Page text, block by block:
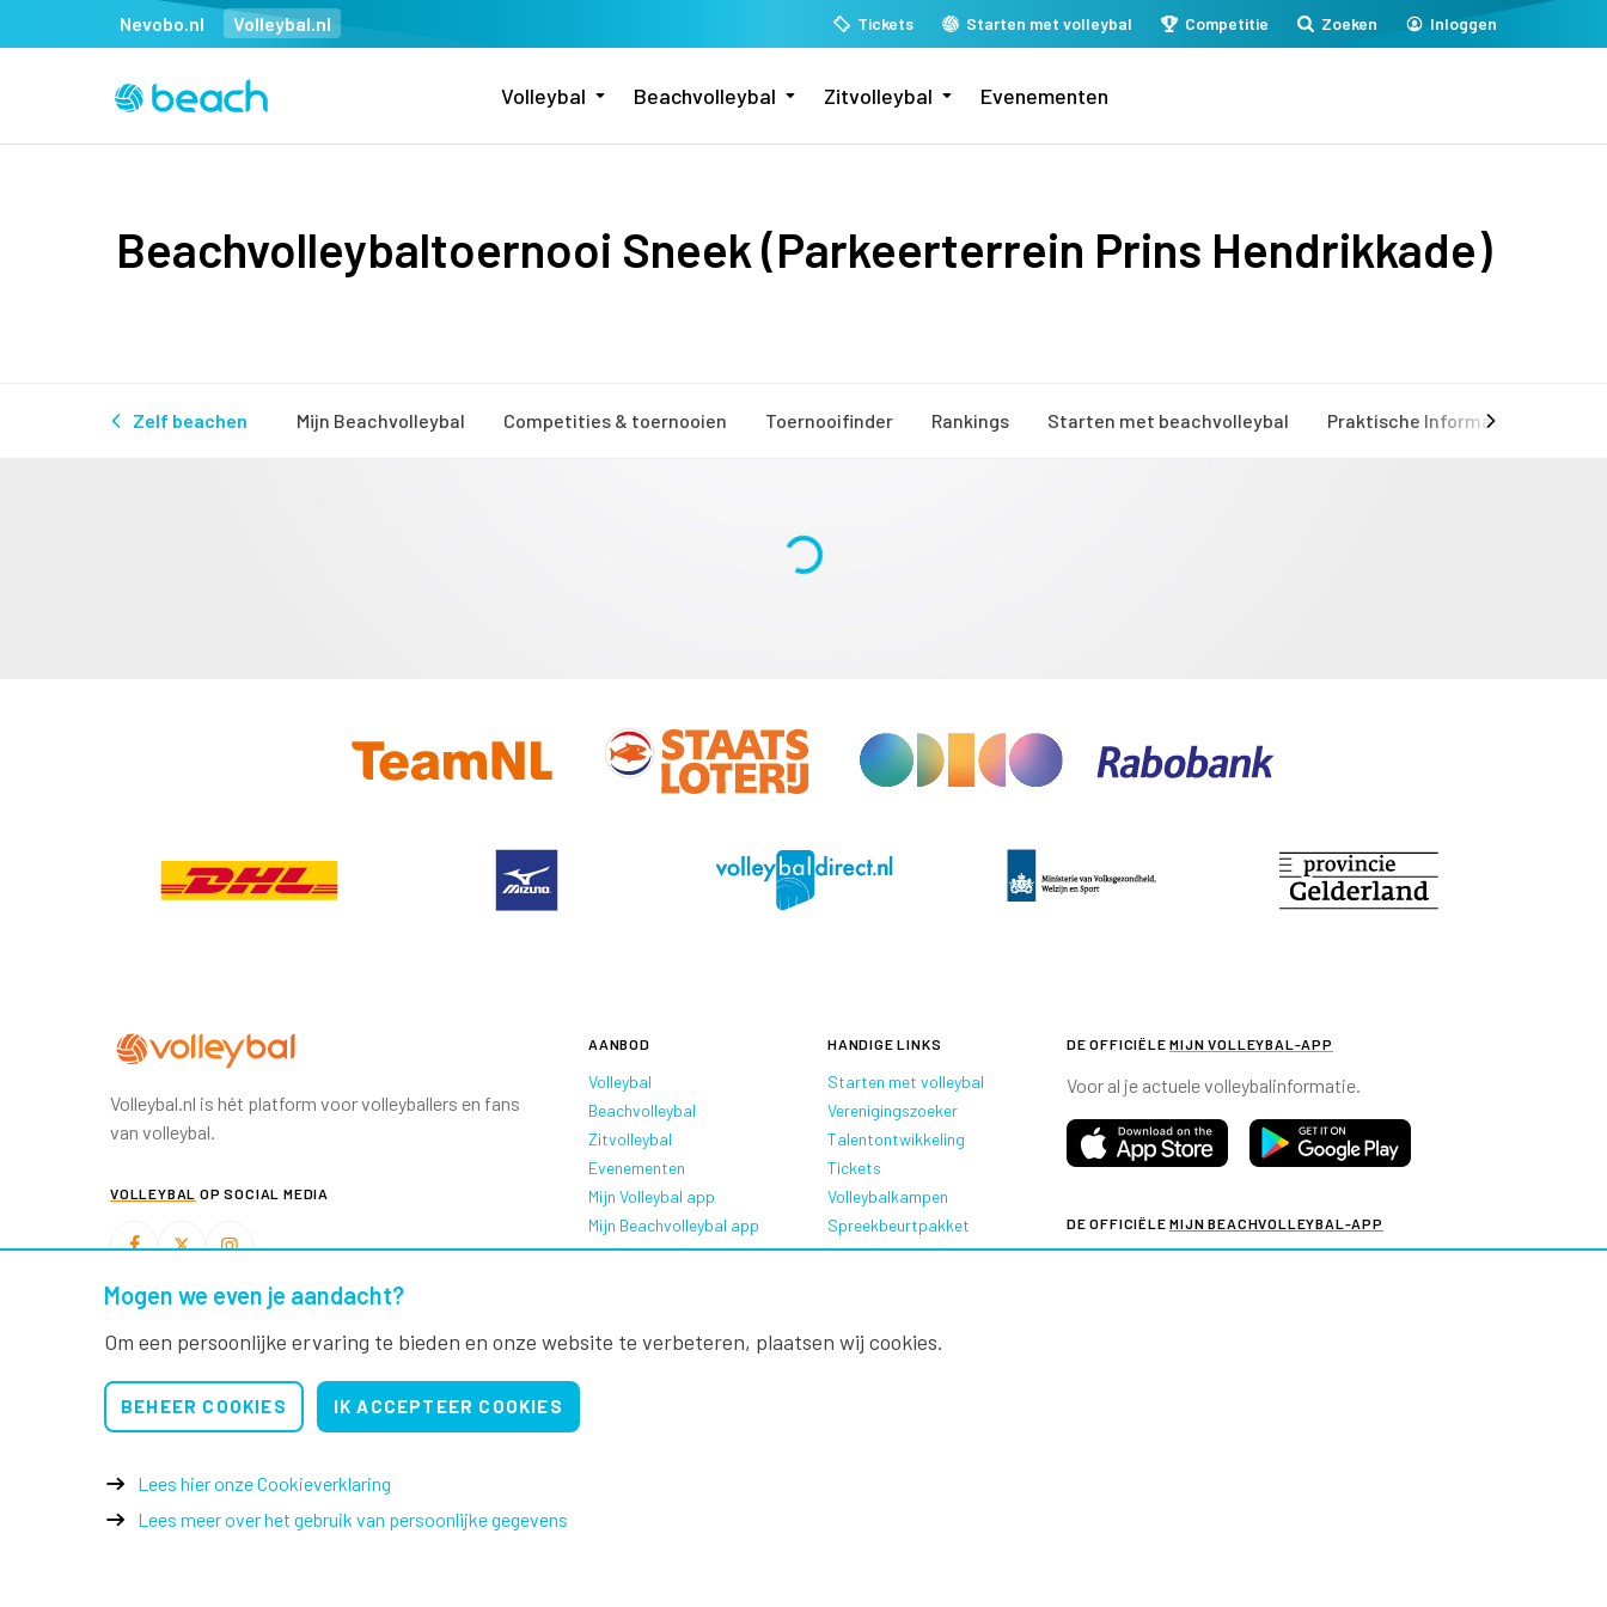
Nevobo.nl Volleybal.nl Tickets Starten met volleybal Competitie Zoeken Inloggen
Volleybal Beachvolleybal Zitvolleybal Evenementen
Beachvolleybaltoernooi Sneek (Parkeerterrein Prins Hendrikkade)
Zelf beachen Mijn Beachvolleybal Competities & toernooien Toernooifinder Rankings Starten met beachvolleybal Praktische Informatie
Volleybal.nl is hét platform voor volleyballers en fans
van volleybal.
VOLLEYBAL OP SOCIAL MEDIA
AANBOD
Volleybal
Beachvolleybal
Zitvolleybal
Evenementen
Mijn Volleybal app
Mijn Beachvolleybal app
HANDIGE LINKS
Starten met volleybal
Verenigingszoeker
Talentontwikkeling
Tickets
Volleybalkampen
Spreekbeurtpakket
Oranje Ambassadeurs
DE OFFICIËLEMIJN VOLLEYBAL-APP
Voor al je actuele volleybalinformatie.
DE OFFICIËLEMIJN BEACHVOLLEYBAL-APP
© 2026 Nevobo
Mogen we even je aandacht?
Om een persoonlijke ervaring te bieden en onze website te verbeteren, plaatsen wij cookies.
BEHEER COOKIES IK ACCEPTEER COOKIES
Lees hier onze Cookieverklaring
Lees meer over het gebruik van persoonlijke gegevens